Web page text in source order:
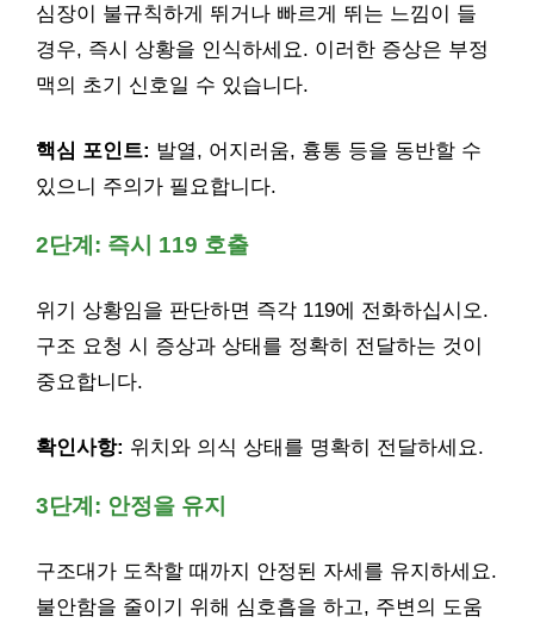
심장이 불규칙하게 뛰거나 빠르게 뛰는 느낌이 들
경우, 즉시 상황을 인식하세요. 이러한 증상은 부정
맥의 초기 신호일 수 있습니다.
핵심 포인트: 발열, 어지러움, 흉통 등을 동반할 수
있으니 주의가 필요합니다.
2단계: 즉시 119 호출
위기 상황임을 판단하면 즉각 119에 전화하십시오.
구조 요청 시 증상과 상태를 정확히 전달하는 것이
중요합니다.
확인사항: 위치와 의식 상태를 명확히 전달하세요.
3단계: 안정을 유지
구조대가 도착할 때까지 안정된 자세를 유지하세요.
불안함을 줄이기 위해 심호흡을 하고, 주변의 도움